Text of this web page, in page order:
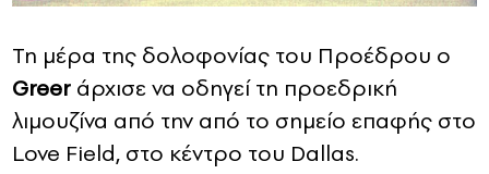
Τη μέρα της δολοφονίας του Προέδρου ο
Greer άρχισε να οδηγεί τη προεδρική
λιμουζίνα από την από το σημείο επαφής στο
Love Field, στο κέντρο του Dallas.